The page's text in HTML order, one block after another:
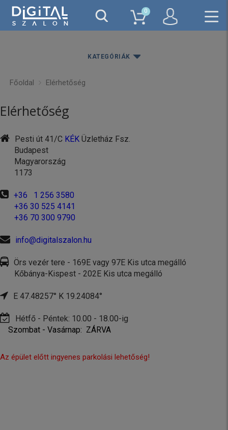
0
KATEGÓRIÁK
Főoldal Elérhetőség
Elérhetőség
Pesti út 41/C KÉK Üzletház Fsz.
Budapest
Magyarország
1173
+36 1 256 3580
+36 30 525 4141
+36 70 300 9790
info@digitalszalon.hu
Örs vezér tere - 169E vagy 97E Kis utca megálló
Kőbánya-Kispest - 202E Kis utca megálló
E 47.48257° K 19.24084°
Hétfő - Péntek: 10.00 - 18.00-ig
Szombat - Vasárnap: ZÁRVA
Az épület előtt ingyenes parkolási lehetőség!